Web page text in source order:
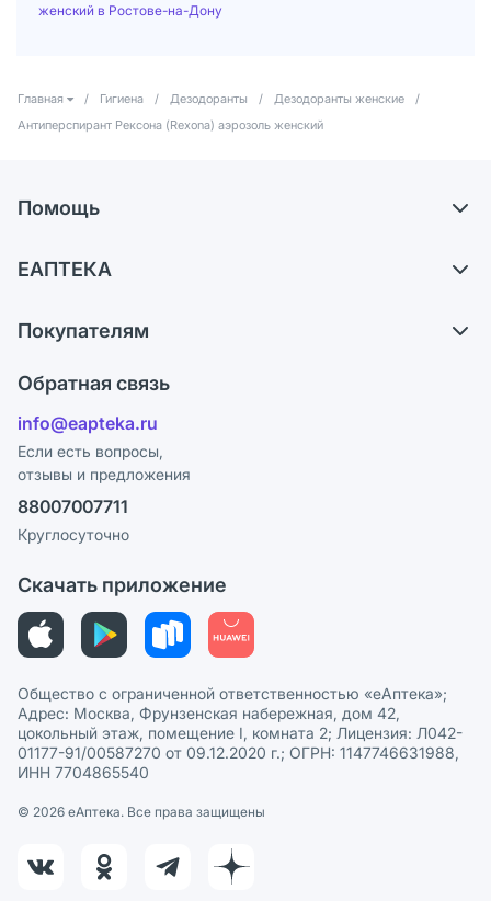
женский в Ростове-на-Дону
Главная / Гигиена / Дезодоранты / Дезодоранты женские
/
Антиперспирант Рексона (Rexona) аэрозоль женский
Помощь
Самовывоз из аптек
Ответы на вопросы
Блог
ЕАПТЕКА
Карьера
Поставщики
Лицензия
Реклама на сайте
Ваши товары на ЕАПТЕКЕ
Покупателям
Программа СберСпасибо
Политика конфиденциальности
Пользовательское соглашение
Политика рекомендаций
Этика и соответствие
Политика в отношении обработки персональных данных
Обратная связь
info@eapteka.ru
Если есть вопросы,
отзывы и предложения
88007007711
Круглосуточно
Скачать приложение
Общество с ограниченной ответственностью «еАптека»;
Адрес: Москва, Фрунзенская набережная, дом 42,
цокольный этаж, помещение I, комната 2; Лицензия: Л042-
01177-91/00587270 от 09.12.2020 г.; ОГРН: 1147746631988,
ИНН 7704865540
© 2026 eАптека. Все права защищены